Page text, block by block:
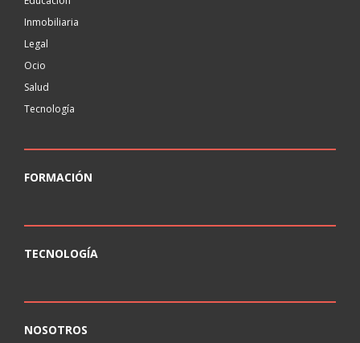
Inmobiliaria
Legal
Ocio
Salud
Tecnología
FORMACIÓN
TECNOLOGÍA
NOSOTROS